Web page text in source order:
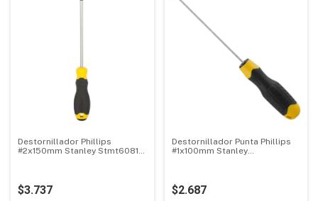
Destornillador Phillips
#2x150mm Stanley Stmt60811-
$3.737
Destornillador Punta Phillips
#1x100mm Stanley
$2.687